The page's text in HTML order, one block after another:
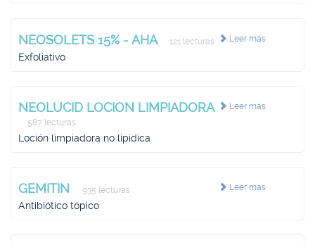
Leer más
NEOSOLETS 15% - AHA 121 lecturas
Exfoliativo
Leer más
NEOLUCID LOCION LIMPIADORA
587 lecturas
Loción limpiadora no lipídica
Leer más
GEMITIN 935 lecturas
Antibiótico tópico